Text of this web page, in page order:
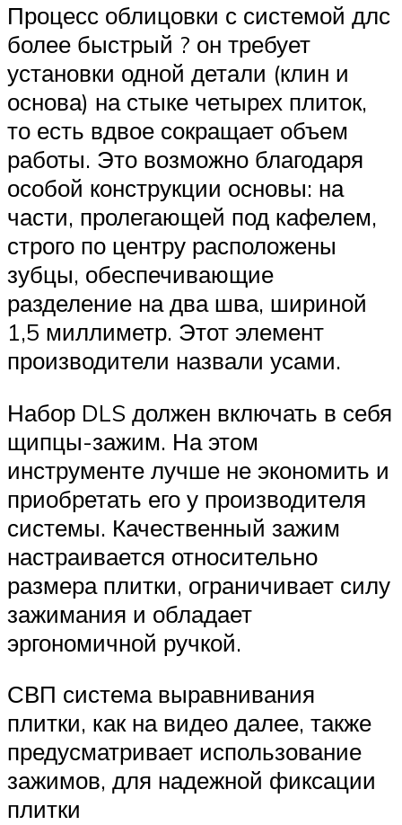
Процесс облицовки с системой длс
более быстрый ? он требует
установки одной детали (клин и
основа) на стыке четырех плиток,
то есть вдвое сокращает объем
работы. Это возможно благодаря
особой конструкции основы: на
части, пролегающей под кафелем,
строго по центру расположены
зубцы, обеспечивающие
разделение на два шва, шириной
1,5 миллиметр. Этот элемент
производители назвали усами.
Набор DLS должен включать в себя
щипцы-зажим. На этом
инструменте лучше не экономить и
приобретать его у производителя
системы. Качественный зажим
настраивается относительно
размера плитки, ограничивает силу
зажимания и обладает
эргономичной ручкой.
СВП система выравнивания
плитки, как на видео далее, также
предусматривает использование
зажимов, для надежной фиксации
плитки